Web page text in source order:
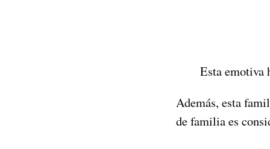
Esta emotiva
Además, esta
de familia es